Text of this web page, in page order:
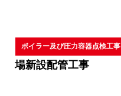
ボイラー及び圧力容器点検工事
場新設配管工事